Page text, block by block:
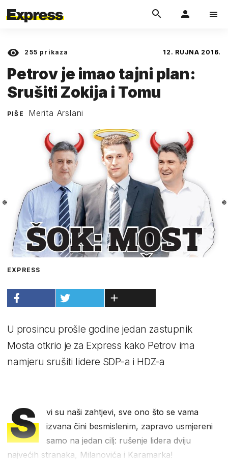
255 prikaza 12. RUJNA 2016.
Petrov je imao tajni plan:
Srušiti Zokija i Tomu
PIŠE Merita Arslani
EXPRESS
U prosincu prošle godine jedan zastupnik
Mosta otkrio je za Express kako Petrov ima
namjeru srušiti lidere SDP-a i HDZ-a
S
vi su naši zahtjevi, sve ono što se vama
izvana čini besmislenim, zapravo usmjereni
samo na jedan cilj: rušenje lidera dviju
najvećih stranaka, Milanovića i Karamarka!